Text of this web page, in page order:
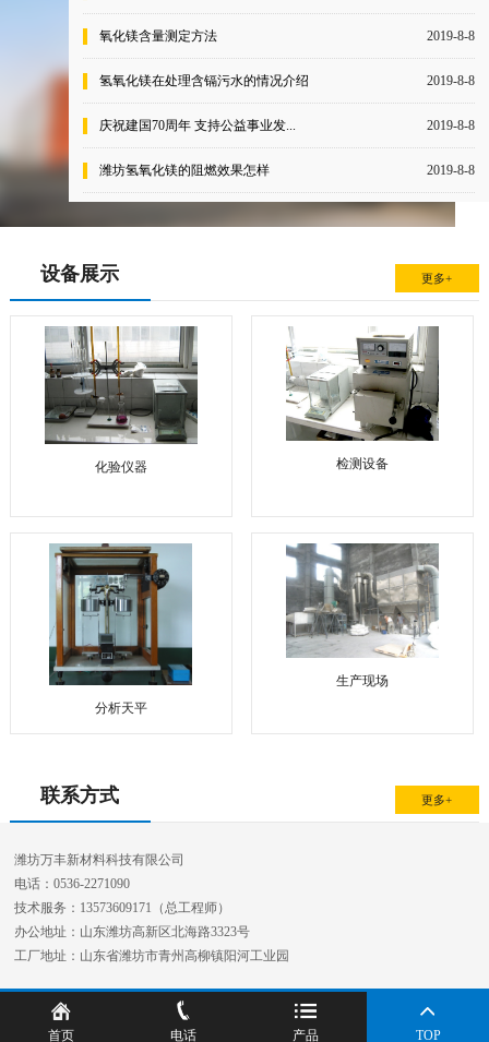
氧化镁含量测定方法 2019-8-8
氢氧化镁在处理含镉污水的情况介绍 2019-8-8
庆祝建国70周年 支持公益事业发... 2019-8-8
潍坊氢氧化镁的阻燃效果怎样 2019-8-8
设备展示 更多+
化验仪器 检测设备
分析天平
生产现场
联系方式 更多+
潍坊万丰新材料科技有限公司
电话：0536-2271090
技术服务：13573609171（总工程师）
办公地址：山东潍坊高新区北海路3323号
工厂地址：山东省潍坊市青州高柳镇阳河工业园
首页 电话 产品 TOP